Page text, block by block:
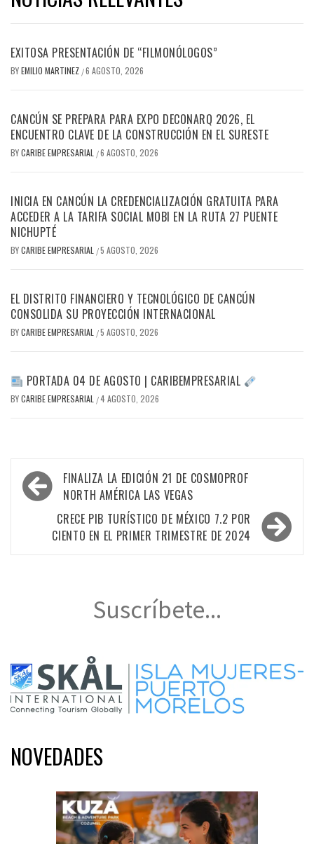
EXITOSA PRESENTACIÓN DE “FILMONÓLOGOS”
BYEMILIO MARTINEZ /6 AGOSTO, 2026
CANCÚN SE PREPARA PARA EXPO DECONARQ 2026, EL
ENCUENTRO CLAVE DE LA CONSTRUCCIÓN EN EL SURESTE
BYCARIBE EMPRESARIAL /6 AGOSTO, 2026
INICIA EN CANCÚN LA CREDENCIALIZACIÓN GRATUITA PARA
ACCEDER A LA TARIFA SOCIAL MOBI EN LA RUTA 27 PUENTE
NICHUPTÉ
BYCARIBE EMPRESARIAL /5 AGOSTO, 2026
EL DISTRITO FINANCIERO Y TECNOLÓGICO DE CANCÚN
CONSOLIDA SU PROYECCIÓN INTERNACIONAL
BYCARIBE EMPRESARIAL /5 AGOSTO, 2026
PORTADA 04 DE AGOSTO | CARIBEMPRESARIAL
BYCARIBE EMPRESARIAL /4 AGOSTO, 2026
Navegación
de
entradas
FINALIZA LA EDICIÓN 21 DE COSMOPROF
NORTH AMÉRICA LAS VEGAS
CRECE PIB TURÍSTICO DE MÉXICO 7.2 POR
CIENTO EN EL PRIMER TRIMESTRE DE 2024
Suscríbete...
NOVEDADES